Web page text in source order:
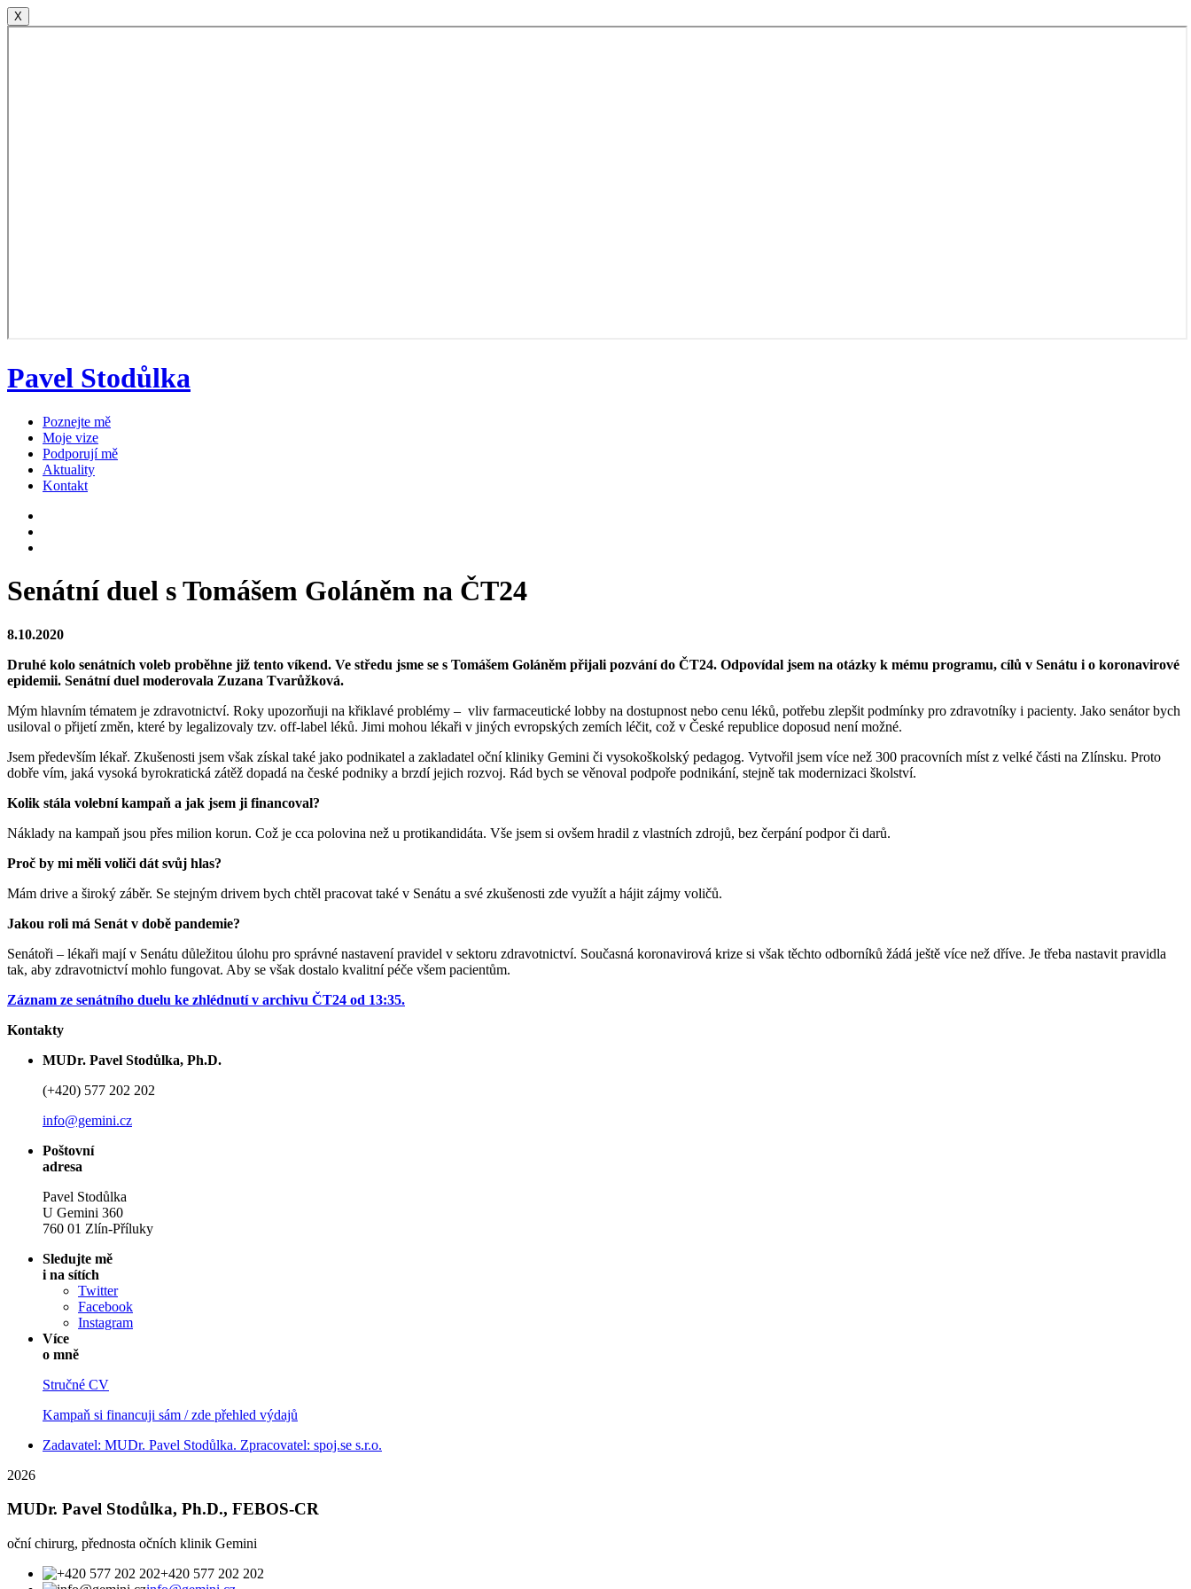
X
Pavel Stodůlka
Poznejte mě
Moje vize
Podporují mě
Aktuality
Kontakt
Senátní duel s Tomášem Goláněm na ČT24
8.10.2020
Druhé kolo senátních voleb proběhne již tento víkend. Ve středu jsme se s Tomášem Goláněm přijali pozvání do ČT24. Odpovídal jsem na otázky k mému programu, cílů v Senátu i o koronavirové
epidemii. Senátní duel moderovala Zuzana Tvarůžková.
Mým hlavním tématem je zdravotnictví. Roky upozorňuji na křiklavé problémy – vliv farmaceutické lobby na dostupnost nebo cenu léků, potřebu zlepšit podmínky pro zdravotníky i pacienty. Jako senátor bych
usiloval o přijetí změn, které by legalizovaly tzv. off-label léků. Jimi mohou lékaři v jiných evropských zemích léčit, což v České republice doposud není možné.
Jsem především lékař. Zkušenosti jsem však získal také jako podnikatel a zakladatel oční kliniky Gemini či vysokoškolský pedagog. Vytvořil jsem více než 300 pracovních míst z velké části na Zlínsku. Proto
dobře vím, jaká vysoká byrokratická zátěž dopadá na české podniky a brzdí jejich rozvoj. Rád bych se věnoval podpoře podnikání, stejně tak modernizaci školství.
Kolik stála volební kampaň a jak jsem ji financoval?
Náklady na kampaň jsou přes milion korun. Což je cca polovina než u protikandidáta. Vše jsem si ovšem hradil z vlastních zdrojů, bez čerpání podpor či darů.
Proč by mi měli voliči dát svůj hlas?
Mám drive a široký záběr. Se stejným drivem bych chtěl pracovat také v Senátu a své zkušenosti zde využít a hájit zájmy voličů.
Jakou roli má Senát v době pandemie?
Senátoři – lékaři mají v Senátu důležitou úlohu pro správné nastavení pravidel v sektoru zdravotnictví. Současná koronavirová krize si však těchto odborníků žádá ještě více než dříve. Je třeba nastavit pravidla
tak, aby zdravotnictví mohlo fungovat. Aby se však dostalo kvalitní péče všem pacientům.
Záznam ze senátního duelu ke zhlédnutí v archivu ČT24 od 13:35.
Kontakty
MUDr. Pavel Stodůlka, Ph.D.
(+420) 577 202 202
info@gemini.cz
Poštovní
adresa
Pavel Stodůlka
U Gemini 360
760 01 Zlín-Příluky
Sledujte mě
i na sítích
Twitter
Facebook
Instagram
Více
o mně
Stručné CV
Kampaň si financuji sám / zde přehled výdajů
Zadavatel: MUDr. Pavel Stodůlka. Zpracovatel: spoj.se s.r.o.
2026
MUDr. Pavel Stodůlka, Ph.D., FEBOS-CR
oční chirurg, přednosta očních klinik Gemini
+420 577 202 202